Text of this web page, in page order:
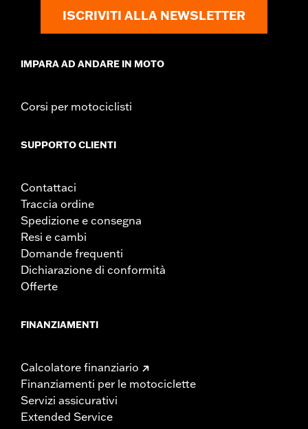
ISCRIVITI ALLA NEWSLETTER
IMPARA AD ANDARE IN MOTO
Corsi per motociclisti
SUPPORTO CLIENTI
Contattaci
Traccia ordine
Spedizione e consegna
Resi e cambi
Domande frequenti
Dichiarazione di conformità
Offerte
FINANZIAMENTI
Calcolatore finanziario
Finanziamenti per le motociclette
Servizi assicurativi
Extended Service